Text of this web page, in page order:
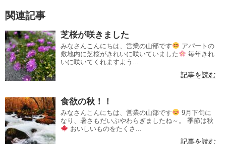
関連記事
芝桜が咲きました
みなさんこんにちは、営業の山部です
アパートの
敷地内に芝桜がきれいに咲いていました
毎年きれ
いに咲いてくれますよう...
記事を読む
食欲の秋！！
みなさんこんにちは、営業の山部です
9月下旬に
なり、暑さもだいぶやわらぎましたね～。 季節は秋
おいしいものをたくさ...
記事を読む